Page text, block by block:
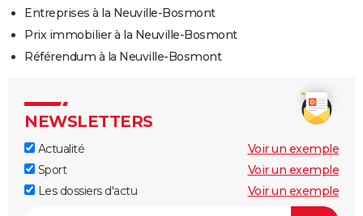
Entreprises à la Neuville-Bosmont
Prix immobilier à la Neuville-Bosmont
Référendum à la Neuville-Bosmont
NEWSLETTERS
Actualité
Voir un exemple
Sport
Voir un exemple
Les dossiers d'actu
Voir un exemple